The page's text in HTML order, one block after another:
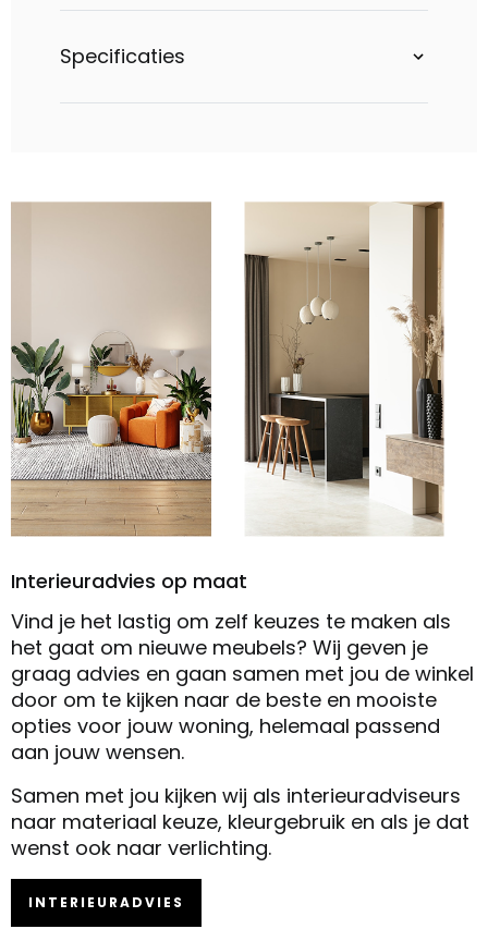
Specificaties
Interieuradvies op maat
Vind je het lastig om zelf keuzes te maken als
het gaat om nieuwe meubels? Wij geven je
graag advies en gaan samen met jou de winkel
door om te kijken naar de beste en mooiste
opties voor jouw woning, helemaal passend
aan jouw wensen.
Samen met jou kijken wij als interieuradviseurs
naar materiaal keuze, kleurgebruik en als je dat
wenst ook naar verlichting.
INTERIEURADVIES